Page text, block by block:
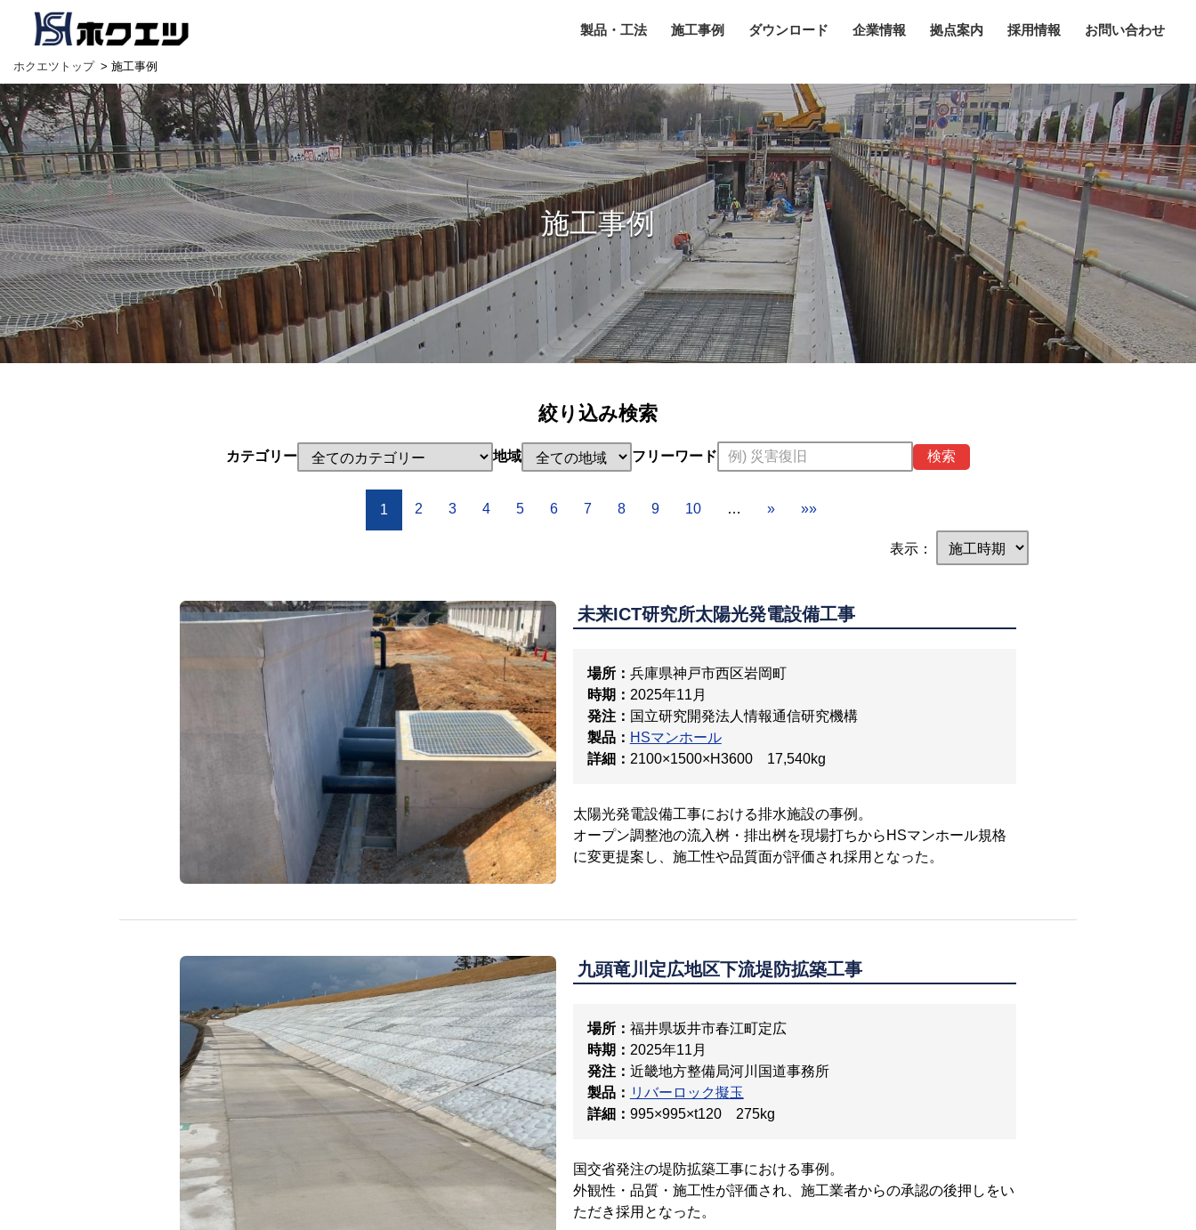
製品・工法 施工事例 ダウンロード 企業情報 拠点案内 採用情報 お問い合わせ
ホクエツトップ > 施工事例
施工事例
絞り込み検索
カテゴリー 地域 フリーワード 検索
1 2 3 4 5 6 7 8 9 10 … » »»
表示：
未来ICT研究所太陽光発電設備工事
場所： 兵庫県神戸市西区岩岡町
時期： 2025年11月
発注： 国立研究開発法人情報通信研究機構
製品： HSマンホール
詳細： 2100×1500×H3600 17,540kg
太陽光発電設備工事における排水施設の事例。
オープン調整池の流入桝・排出桝を現場打ちからHSマンホール規格
に変更提案し、施工性や品質面が評価され採用となった。
九頭竜川定広地区下流堤防拡築工事
場所： 福井県坂井市春江町定広
時期： 2025年11月
発注： 近畿地方整備局河川国道事務所
製品： リバーロック擬玉
詳細： 995×995×t120 275kg
国交省発注の堤防拡築工事における事例。
外観性・品質・施工性が評価され、施工業者からの承認の後押しをい
ただき採用となった。